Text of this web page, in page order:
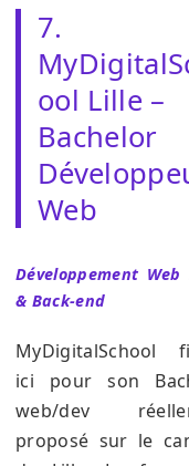
7.
ool Lille –
Bachelor
Web
Développement
& Back-end
MyDigitalSchool
ici pour son
web/dev
proposé sur le